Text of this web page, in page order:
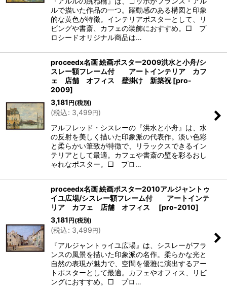
ルで描いた作品の一つ。躍動感のある構図と印象
的な黄色が特徴。インテリアポスターとして、リ
ビングや書斎、カフェの装飾におすすめ。□ プ
ロシードオリジナル商品は…
proceedx名画 絵画ポスター2009洪水と小舟/シ
スレー額フレーム付 アートインテリア カフ
ェ 店舗 オフィス 壁掛け 新築祝 [pro-
2009]
3,181円(税別)
(税込: 3,499円)
アルフレッド・シスレーの『洪水と小舟』は、水
の反射を美しく描いた印象派の代表作。淡い色彩
と柔らかい筆致が特徴で、リラックスできるイン
テリアとして最適。カフェや書斎の壁を彩るおし
ゃれなポスター。□ プロ…
proceedx名画 絵画ポスター2010アルジャントゥ
イユ広場/シスレー額フレーム付 アートインテ
リア カフェ 店舗 オフィス
[pro-2010]
3,181円(税別)
(税込: 3,499円)
『アルジャントゥイユ広場』は、シスレーがフラ
ンスの風景を描いた印象派の名作。柔らかな光と
自然の表現が魅力で、空間を優雅に演出するアー
トポスターとして最適。カフェやオフィス、リビ
ングにおすすめ。□ プロ…